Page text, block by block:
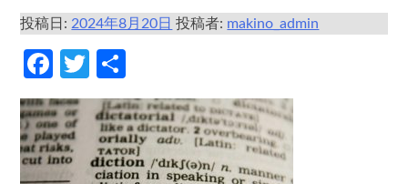
投稿日: 2024年8月20日 投稿者: makino_admin
Facebook
Twitter
有